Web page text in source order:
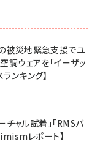
被災地緊急支援でユ
ウェアを「イーザッ
ンキング】
チャル試着」「RMSバ
レポート】